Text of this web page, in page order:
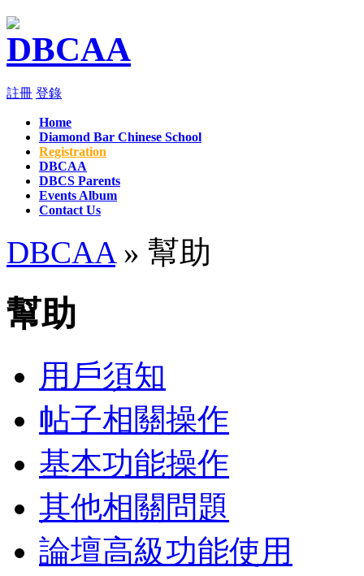
註冊 登錄
Home
Diamond Bar Chinese School
Registration
DBCAA
DBCS Parents
Events Album
Contact Us
DBCAA» 幫助
幫助
用戶須知
帖子相關操作
基本功能操作
其他相關問題
論壇高級功能使用